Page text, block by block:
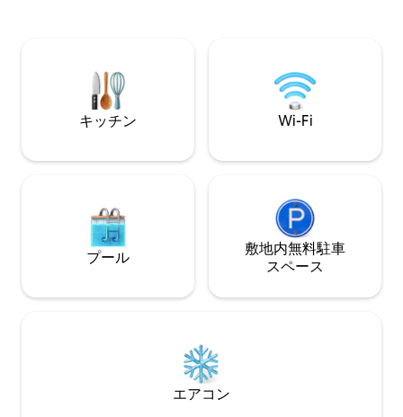
から数分ですが、完全にプライベートで
す。洗練された、すぐに使える家。
ト、ロックウォー
キッチン Wi-Fi
プール
敷地内無料駐⁠車
ス⁠ペ⁠ー⁠ス
エアコン